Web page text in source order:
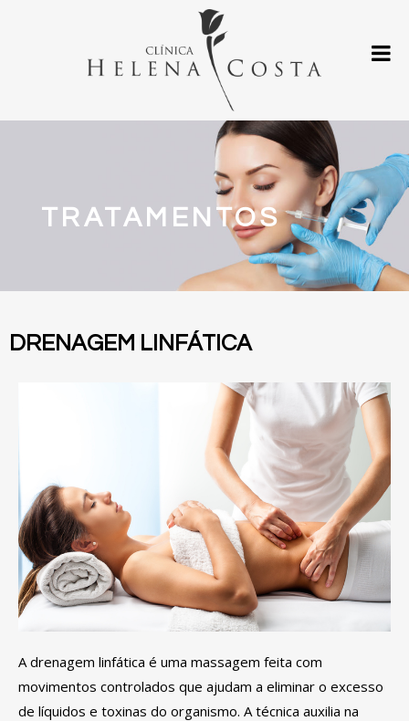
TRATAMENTOS
DRENAGEM LINFÁTICA
A drenagem linfática é uma massagem feita com
movimentos controlados que ajudam a eliminar o excesso
de líquidos e toxinas do organismo. A técnica auxilia na